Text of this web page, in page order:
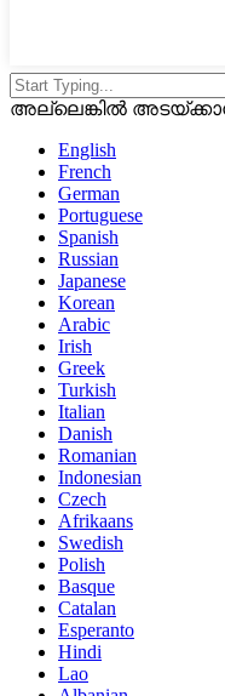
അല്ലെങ്കിൽ
English
French
German
Portuguese
Spanish
Russian
Japanese
Korean
Arabic
Irish
Greek
Turkish
Italian
Danish
Romanian
Indonesian
Czech
Afrikaans
Swedish
Polish
Basque
Catalan
Esperanto
Hindi
Lao